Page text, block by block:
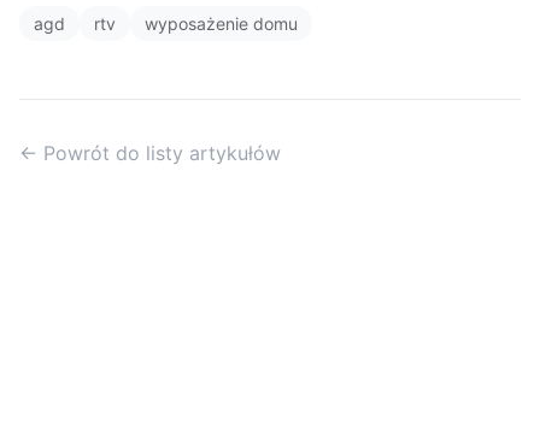
agd rtv wyposażenie domu
← Powrót do listy artykułów